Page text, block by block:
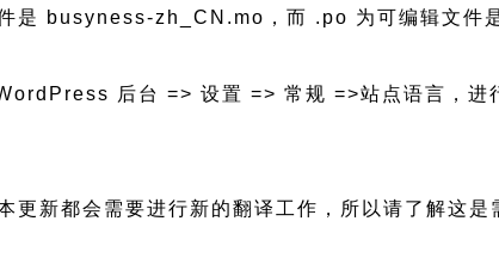
是 busyness-zh_CN.mo，而 .po 为可编辑文件
后台 => 设置 => 常规 =>站点语言，
新都会需要进行新的翻译工作，所以请了解这是